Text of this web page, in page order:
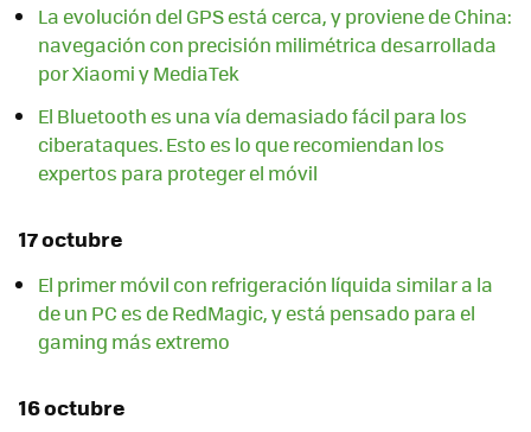
La evolución del GPS está cerca, y proviene de China:
navegación con precisión milimétrica desarrollada
por Xiaomi y MediaTek
El Bluetooth es una vía demasiado fácil para los
ciberataques. Esto es lo que recomiendan los
expertos para proteger el móvil
17 octubre
El primer móvil con refrigeración líquida similar a la
de un PC es de RedMagic, y está pensado para el
gaming más extremo
16 octubre